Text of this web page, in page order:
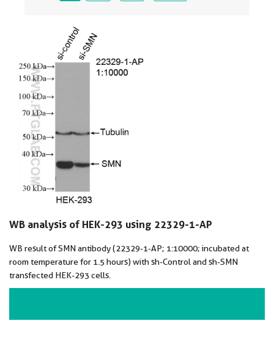
WB analysis of HEK-293 using 22329-1-AP
WB result of SMN antibody (22329-1-AP; 1:10000; incubated at
room temperature for 1.5 hours) with sh-Control and sh-SMN
transfected HEK-293 cells.